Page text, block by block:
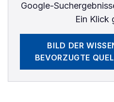
Google-
Ein Klick
BILD DER
BEVORZUGTE